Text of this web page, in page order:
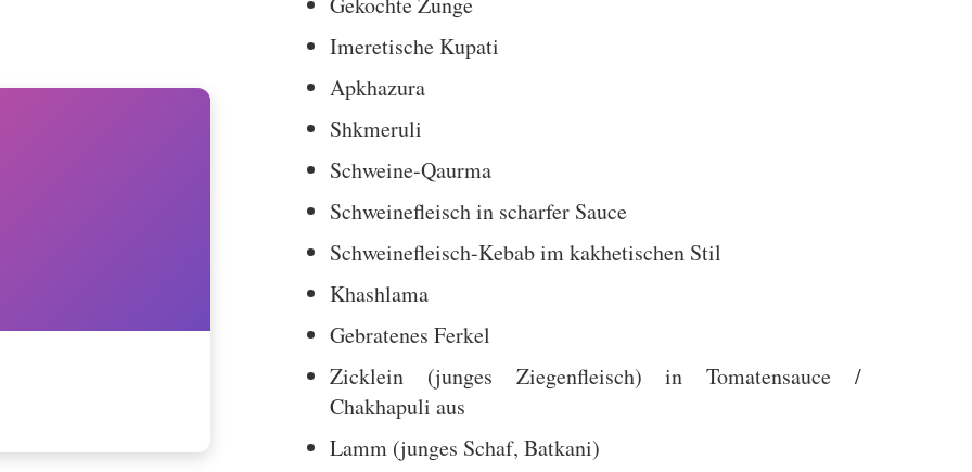
Imeretische Kupati
Apkhazura
Shkmeruli
Schweine-Qaurma
Schweinefleisch in scharfer Sauce
Schweinefleisch-Kebab im kakhetischen Stil
Khashlama
Gebratenes Ferkel
Zicklein (junges Ziegenfleisch) in Tomatensauce /
Chakhapuli aus
Lamm (junges Schaf, Batkani)